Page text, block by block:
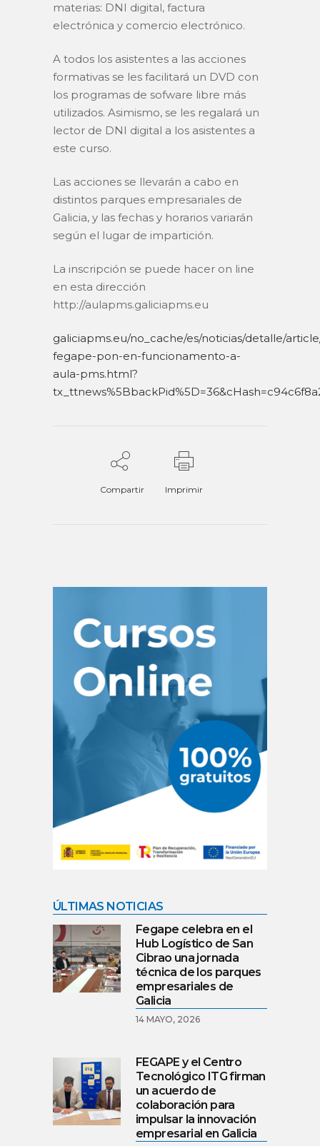
materias: DNI digital, factura
electrónica y comercio electrónico.
A todos los asistentes a las acciones
formativas se les facilitará un DVD con
los programas de sofware libre más
utilizados. Asimismo, se les regalará un
lector de DNI digital a los asistentes a
este curso.
Las acciones se llevarán a cabo en
distintos parques empresariales de
Galicia, y las fechas y horarios variarán
según el lugar de impartición.
La inscripción se puede hacer on line
en esta dirección
http://aulapms.galiciapms.eu
galiciapms.eu/no_cache/es/noticias/detalle/
fegape-pon-en-funcionamento-a-
aula-pms.html?
Compartir Imprimir
ÚLTIMAS NOTICIAS
Fegape celebra en el
Hub Logístico de San
Cibrao una jornada
técnica de los parques
empresariales de
Galicia
14 MAYO, 2026
FEGAPE y el Centro
Tecnológico ITG firman
un acuerdo de
colaboración para
impulsar la innovación
empresarial en Galicia